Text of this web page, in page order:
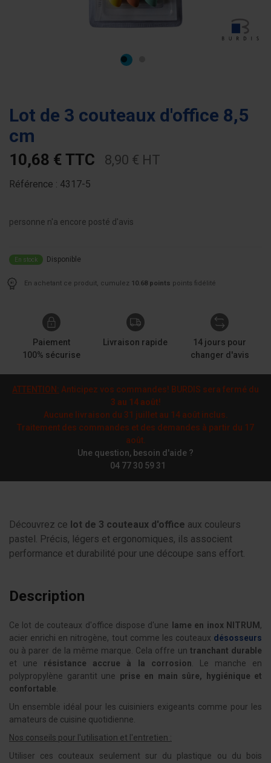
Lot de 3 couteaux d'office 8,5
cm
10,68 € TTC 8,90 € HT
Référence : 4317-5
personne n'a encore posté d'avis
En stock Disponible
En achetant ce produit, cumulez 10.68 points points fidélité
Paiement
100% sécurise
Livraison rapide
14 jours pour
changer d'avis
ATTENTION: Anticipez vos commandes! BURDIS sera fermé du
3 au 14 août!
Aucune livraison du 31 juillet au 14 août inclus.
Traitement des commandes et des demandes à partir du 17
août.
Une question, besoin d'aide ?
04 77 30 59 31
Découvrez ce lot de 3 couteaux d'office aux couleurs
pastel. Précis, légers et ergonomiques, ils associent
performance et durabilité pour une découpe sans effort.
Description
Ce lot de couteaux d'office dispose d'une lame en inox NITRUM ,
acier enrichi en nitrogène, tout comme les couteaux désosseurs
ou à parer de la même marque. Cela offre un tranchant durable
et une résistance accrue à la corrosion . Le manche en
polypropylène garantit une prise en main sûre, hygiénique et
confortable
Un ensemble idéal pour les cuisiniers exigeants comme pour les
amateurs de cuisine quotidienne.
Nos conseils pour l'utilisation et l'entretien :
Utiliser ces couteaux seulement sur du plastique ou du bois